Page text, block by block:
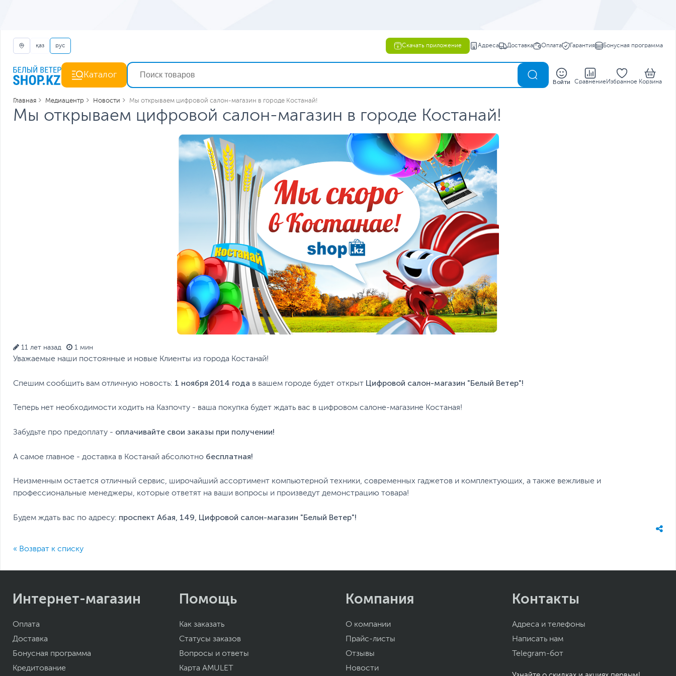
қаз рус Скачать приложение Адреса Доставка Оплата Гарантия Бонусная программа
Каталог
Войти Сравнение Избранное Корзина
Главная Медиацентр Новости Мы открываем цифровой салон-магазин в городе Костанай!
Мы открываем цифровой салон-магазин в городе Костанай!
11 лет назад 1 мин
Уважаемые наши постоянные и новые Клиенты из города Костанай!
Спешим сообщить вам отличную новость: 1 ноября 2014 года в вашем городе будет открыт Цифровой салон-магазин "Белый Ветер"!
Теперь нет необходимости ходить на Казпочту - ваша покупка будет ждать вас в цифровом салоне-магазине Костаная!
Забудьте про предоплату - оплачивайте свои заказы при получении!
А самое главное - доставка в Костанай абсолютно бесплатная!
Неизменным остается отличный сервис, широчайший ассортимент компьютерной техники, современных гаджетов и комплектующих, а также вежливые и
профессиональные менеджеры, которые ответят на ваши вопросы и произведут демонстрацию товара!
Будем ждать вас по адресу: проспект Абая, 149, Цифровой салон-магазин "Белый Ветер"!
« Возврат к списку
Интернет-магазин
Оплата
Доставка
Бонусная программа
Кредитование
Помощь
Как заказать
Статусы заказов
Вопросы и ответы
Карта AMULET
Компания
О компании
Прайс-листы
Отзывы
Новости
Контакты
Адреса и телефоны
Написать нам
Telegram-бот